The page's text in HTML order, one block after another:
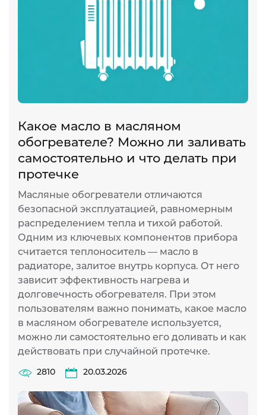
Какое масло в масляном
обогревателе? Можно ли заливать
самостоятельно и что делать при
протечке
Масляные обогреватели отличаются
безопасной эксплуатацией, равномерным
распределением тепла и тихой работой.
Одним из ключевых компонентов прибора
считается теплоноситель — масло в
радиаторе, залитое внутрь корпуса. От него
зависит эффективность нагрева и
долговечность обогревателя. При этом
пользователям важно понимать, какое масло
в масляном обогревателе используется,
можно ли самостоятельно его доливать и как
действовать при случайной протечке.
2810 20.03.2026